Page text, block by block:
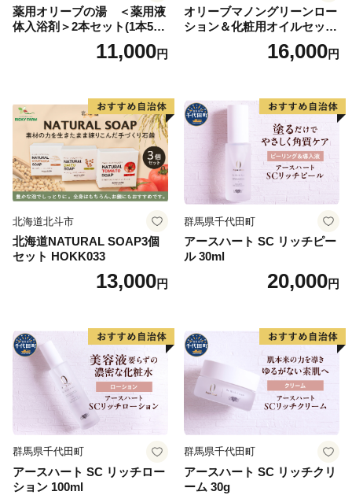
薬用オリーブの湯 ＜薬用液
体入浴剤＞2本セット(1本500
11,000円
オリーブマノングリーンロー
ション＆化粧用オイルセット
美容グッズ スキンケア 化粧
16,000円
北海道北斗市
北海道NATURAL SOAP3個
セット HOKK033
13,000円
群馬県千代田町
アースハート SC リッチピー
ル 30ml
20,000円
群馬県千代田町
アースハート SC リッチロー
ション 100ml
群馬県千代田町
アースハート SC リッチクリ
ーム 30g